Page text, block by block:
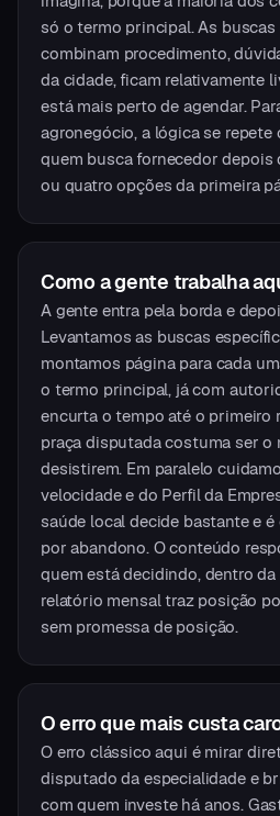
só o termo principal. As buscas
combinam procedimento,
da cidade, ficam relativamente
está mais perto de agendar.
agronegócio, a lógica se
quem busca fornecedor depois
ou quatro opções da primeira
Como a gente trabalha
A gente entra pela borda e
Levantamos as buscas
montamos página para cada
o termo principal, já com
encurta o tempo até o primeiro
praça disputada costuma ser o
desistirem. Em paralelo
velocidade e do Perfil da
saúde local decide bastante e
por abandono. O conteúdo
quem está decidindo, dentro
relatório mensal traz posição
sem promessa de posição.
O erro que mais custa
O erro clássico aqui é mirar
disputado da especialidade e
com quem investe há anos.